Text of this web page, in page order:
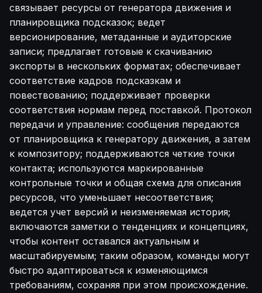
связывает ресурсы от генератора движения и
планировщика подсказок; ведет
версионирование, метаданные и аудиторские
записи; предлагает готовые к скачиванию
экспорты в нескольких форматах; обеспечивает
соответствие кадров подсказкам и
повествованию; поддерживает проверки
соответствия нормам перед поставкой. Протокол
передачи и управление: сообщения передаются
от планировщика к генератору движения, а затем
к композитору; поддерживаются четкие точки
контакта; используются маркированные
контрольные точки и общая схема для описания
ресурсов, что уменьшает несоответствия;
ведется учет версий и неизменяемая история;
включаются заметки о тенденциях и концепциях,
чтобы контент оставался актуальным и
масштабируемым; таким образом, команды могут
быстро адаптироваться к изменяющимся
требованиям, сохраняя при этом происхождение.